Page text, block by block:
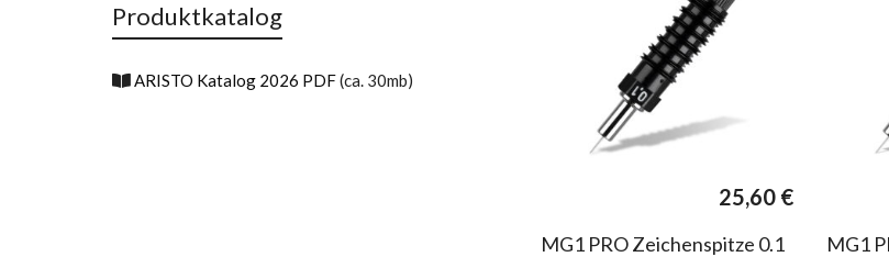
25,60 €
MG1 PRO Zeichenspitze 0.1
MG1
Produktkatalog
ARISTO Katalog 2026 PDF(ca. 30mb)